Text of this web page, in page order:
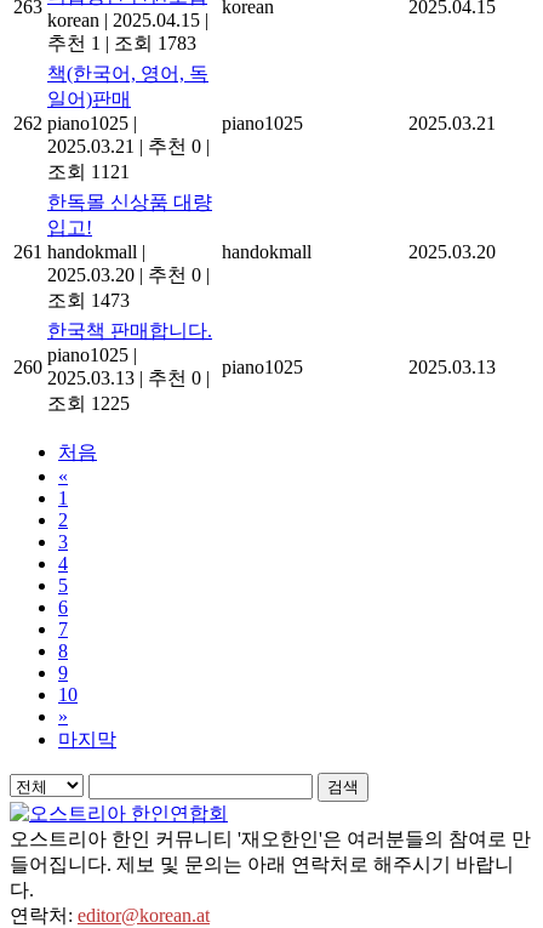
263
korean | 2025.04.15 |
추천 1 | 조회 1783
korean 2025.04.15
262
책(한국어, 영어, 독
일어)판매
piano1025 |
2025.03.21 | 추천 0 |
조회 1121
piano1025 2025.03.21
261
한독몰 신상품 대량
입고!
handokmall |
2025.03.20 | 추천 0 |
조회 1473
handokmall 2025.03.20
260
한국책 판매합니다.
piano1025 |
2025.03.13 | 추천 0 |
조회 1225
piano1025 2025.03.13
처음
«
1
2
3
4
5
6
7
8
9
10
»
마지막
검색
오스트리아 한인 커뮤니티 '재오한인'은 여러분들의 참여로 만
들어집니다. 제보 및 문의는 아래 연락처로 해주시기 바랍니
다.
연락처: editor@korean.at